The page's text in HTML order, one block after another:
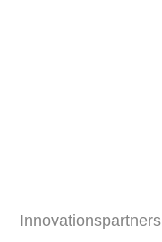
Innovationspartners